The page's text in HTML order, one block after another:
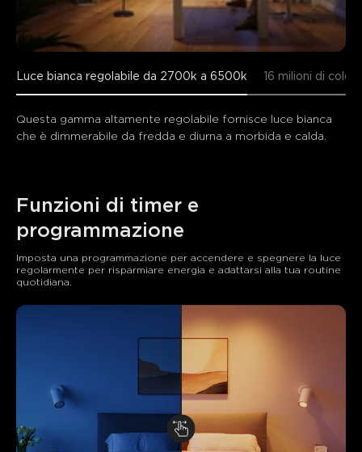
Luce bianca regolabile da 2700k a 6500k 16 milioni di
Questa gamma altamente regolabile fornisce luce bianca
che è dimmerabile da fredda e diurna a morbida e calda.
Funzioni di timer e
programmazione
Imposta una programmazione per accendere e spegnere la luce
regolarmente per risparmiare energia e adattarsi alla tua routine
quotidiana.
Cosa dicono i clienti
Light quality Ease of setup Smart home integration
Riassunto：
Generato dall'IA dal testo delle recensioni dei clienti